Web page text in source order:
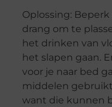
Oplossing:
drang om te
het drinken van
het slapen gaan.
voor je naar bed
middelen
want die kunnen